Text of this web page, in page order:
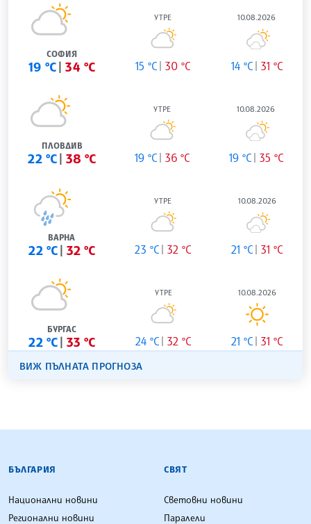
СОФИЯ
19 °C 34 °C
УТРЕ
15 °C 30 °C
10.08.2026
14 °C 31 °C
ПЛОВДИВ
22 °C 38 °C
УТРЕ
19 °C 36 °C
10.08.2026
19 °C 35 °C
ВАРНА
22 °C 32 °C
УТРЕ
23 °C 32 °C
10.08.2026
21 °C 31 °C
БУРГАС
22 °C 33 °C
УТРЕ
24 °C 32 °C
10.08.2026
21 °C 31 °C
ВИЖ ПЪЛНАТА ПРОГНОЗА
БЪЛГАРСКА ТЕЛЕГРАФНА АГЕНЦИЯ
БЪЛГАРИЯ
Национални новини
Регионални новини
СВЯТ
Световни новини
Паралели